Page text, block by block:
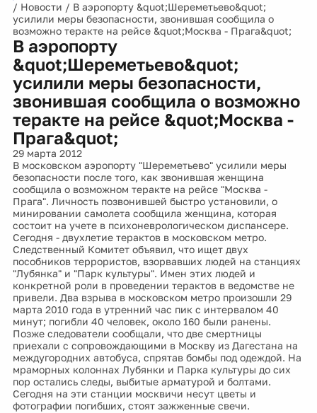
/ Новости / В аэропорту &quot;Шереметьево&quot;
усилили меры безопасности, звонившая сообщила о
возможно теракте на рейсе &quot;Москва - Прага&quot;
В аэропорту
&quot;Шереметьево&quot;
усилили меры безопасности,
звонившая сообщила о возможно
теракте на рейсе &quot;Москва -
Прага&quot;
29 марта 2012
В московском аэропорту "Шереметьево" усилили меры
безопасности после того, как звонившая женщина
сообщила о возможном теракте на рейсе "Москва -
Прага". Личность позвонившей быстро установили, о
минировании самолета сообщила женщина, которая
состоит на учете в психоневрологическом диспансере.
Сегодня - двухлетие терактов в московском метро.
Следственный Комитет объявил, что ищет двух
пособников террористов, взорвавших людей на станциях
"Лубянка" и "Парк культуры". Имен этих людей и
конкретной роли в проведении терактов в ведомстве не
привели. Два взрыва в московском метро произошли 29
марта 2010 года в утренний час пик с интервалом 40
минут; погибли 40 человек, около 160 были ранены.
Позже следователи сообщали, что две смертницы
приехали с сопровождающими в Москву из Дагестана на
междугородних автобуса, спрятав бомбы под одеждой. На
мраморных колоннах Лубянки и Парка культуры до сих
пор остались следы, выбитые арматурой и болтами.
Сегодня на эти станции москвичи несут цветы и
фотографии погибших, стоят зажженные свечи.